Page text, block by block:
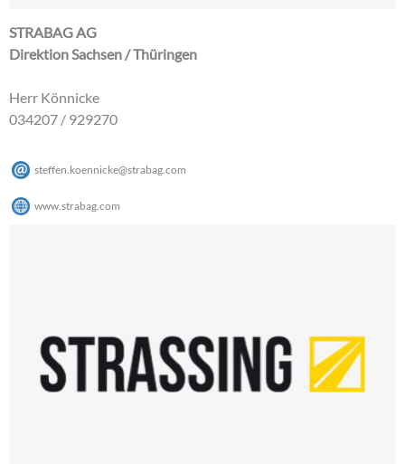
STRABAG AG
Direktion Sachsen / Thüringen
Herr Könnicke
034207 / 929270
steffen.koennicke@strabag.com
www.strabag.com